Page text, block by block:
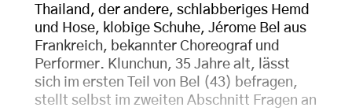
Thailand, der andere, schlabberiges Hemd
und Hose, klobige Schuhe, Jérome Bel aus
Frankreich, bekannter Choreograf und
Performer. Klunchun, 35 Jahre alt, lässt
sich im ersten Teil von Bel (43) befragen,
stellt selbst im zweiten Abschnitt Fragen an